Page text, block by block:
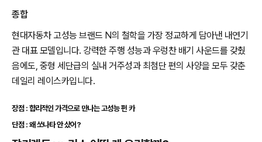
종합
현대자동차 고성능 브랜드 N의 철학을 가장 정교하게 담아낸 내연기
관 대표 모델입니다. 강력한 주행 성능과 우렁찬 배기 사운드를 갖췄
음에도, 중형 세단급의 실내 거주성과 최첨단 편의 사양을 모두 갖춘
데일리 레이스카입니다.
장점 : 합리적인 가격으로 만나는 고성능 펀 카
단점 : 왜 쏘나타 안 샀어?